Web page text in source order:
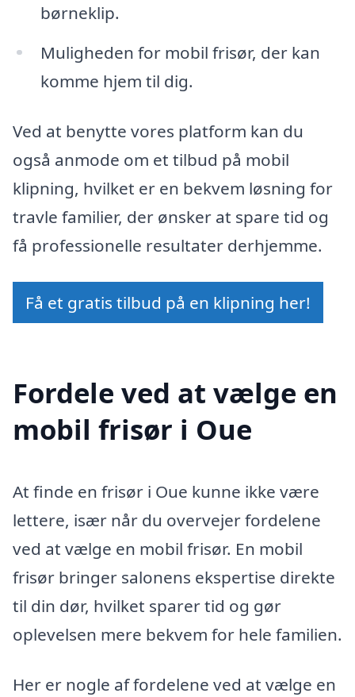
børneklip.
Muligheden for mobil frisør, der kan
komme hjem til dig.
Ved at benytte vores platform kan du
også anmode om et tilbud på mobil
klipning, hvilket er en bekvem løsning for
travle familier, der ønsker at spare tid og
få professionelle resultater derhjemme.
Få et gratis tilbud på en klipning her!
Fordele ved at vælge en
mobil frisør i Oue
At finde en frisør i Oue kunne ikke være
lettere, især når du overvejer fordelene
ved at vælge en mobil frisør. En mobil
frisør bringer salonens ekspertise direkte
til din dør, hvilket sparer tid og gør
oplevelsen mere bekvem for hele familien.
Her er nogle af fordelene ved at vælge en